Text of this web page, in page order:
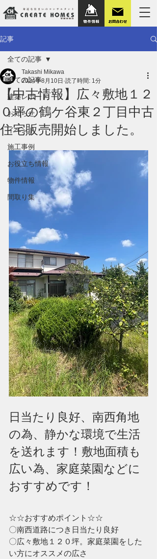
記事
全ての記事
建築レポート
お知らせ
イベント
施工事例
お役立ち情報
物件情報
間取り集
全ての記事
【中古情報】広々敷地１２
０坪の鶴ケ谷東２丁目中古
住宅販売開始しました。
Takashi Mikawa
2024年8月10日 読了時間: 1分
日当たり良好、南西角地
の為、静かな環境で生活
を送れます！敷地面積も
広い為、家庭菜園などに
おすすめです！
☆☆おすすめポイント☆☆
〇南西道路につき日当たり良好
〇広々敷地１２０坪。家庭菜園をした
い方にオススメの広さ